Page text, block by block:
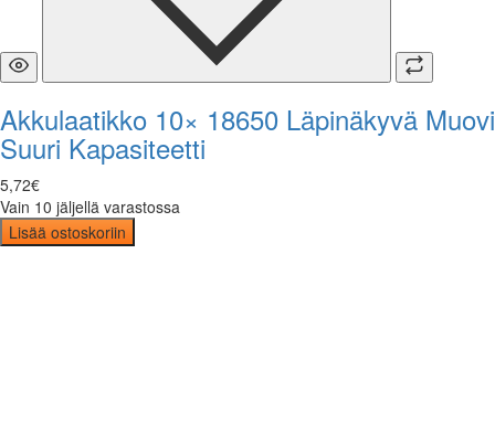
Akkulaatikko 10× 18650 Läpinäkyvä Muovi
Suuri Kapasiteetti
5,72€
Vain 10 jäljellä varastossa
Lisää ostoskoriin